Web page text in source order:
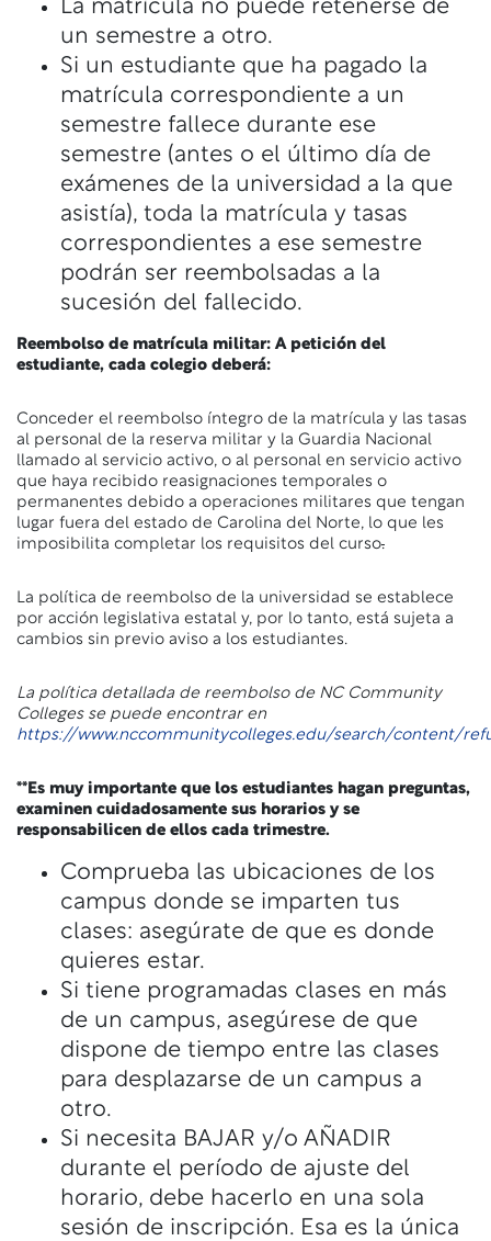
La matrícula no puede retenerse de
un semestre a otro.
Si un estudiante que ha pagado la
matrícula correspondiente a un
semestre fallece durante ese
semestre (antes o el último día de
exámenes de la universidad a la que
asistía), toda la matrícula y tasas
correspondientes a ese semestre
podrán ser reembolsadas a la
sucesión del fallecido.
Reembolso de matrícula militar: A petición del
estudiante, cada colegio deberá:
Conceder el reembolso íntegro de la matrícula y las tasas
al personal de la reserva militar y la Guardia Nacional
llamado al servicio activo, o al personal en servicio activo
que haya recibido reasignaciones temporales o
permanentes debido a operaciones militares que tengan
lugar fuera del estado de Carolina del Norte, lo que les
imposibilita completar los requisitos del curso.
La política de reembolso de la universidad se establece
por acción legislativa estatal y, por lo tanto, está sujeta a
cambios sin previo aviso a los estudiantes.
La política detallada de reembolso de NC Community
Colleges se puede encontrar en
https://www.nccommunitycolleges.edu/search/content/
**Es muy importante que los estudiantes hagan preguntas,
examinen cuidadosamente sus horarios y se
responsabilicen de ellos cada trimestre.
Comprueba las ubicaciones de los
campus donde se imparten tus
clases: asegúrate de que es donde
quieres estar.
Si tiene programadas clases en más
de un campus, asegúrese de que
dispone de tiempo entre las clases
para desplazarse de un campus a
otro.
Si necesita BAJAR y/o AÑADIR
durante el período de ajuste del
horario, debe hacerlo en una sola
sesión de inscripción. Esa es la única